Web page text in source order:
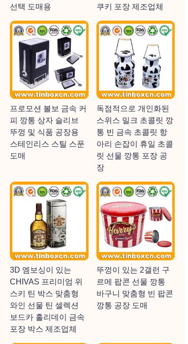
선택 도매용
쿠키 포장 제조업체
프로모션 볼보 금속 커
피 깡통 상자 슬리브
뚜껑 및 식품 공장용
스테인리스 스틸 스푼
도매
독점적으로 개인화된
스위스 밀크 초콜릿 깡
통 빈 금속 초콜릿 항
아리 손잡이 휴일 초콜
릿 선물 깡통 포장 공
장
3D 엠보싱이 있는
CHIVAS 프리미엄 위
스키 틴 박스 맞춤형
와인 선물 틴 셀렉션
보드카 홀리데이 금속
포장 박스 제조업체
뚜껑이 있는 2갤런 구
르메 팝콘 선물 깡통
바구니 맞춤형 빈 팝콘
깡통 공장 도매